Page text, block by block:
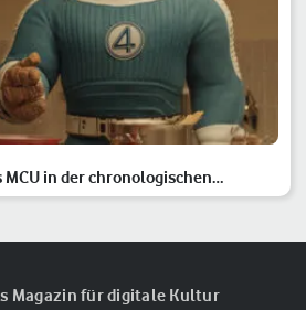
in der chronologischen
Magazin für digitale Kultur